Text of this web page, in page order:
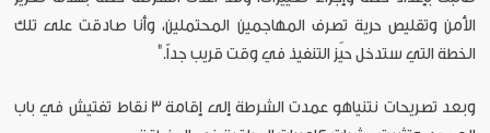
الأمن وتقليص حرية تصرف المهاجمين المحتملين، وأنا صادقت على تلك
الخطة التي ستدخل حيّز التنفيذ في وقت قريب جداً."
وبعد تصريحات نتنياهو عمدت الشرطة إلى إقامة 3 نقاط تفتيش في باب